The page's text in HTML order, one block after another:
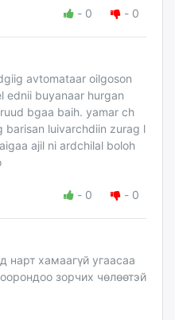
- 0 - 0
avtomataar oilgoson
ednii buyanaar hurgan
bgaa baih. yamar ch
barisan luivarchdiin zurag l
ajil ni ardchilal boloh
- 0 - 0
нарт хамаагүй угаасаа
зорчих чөлөөтэй